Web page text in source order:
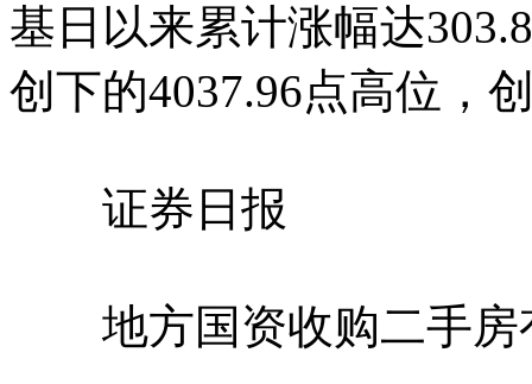
基日以来累计涨幅达
创下的4037.96点高位，
证券日报
地方国资收购二手房